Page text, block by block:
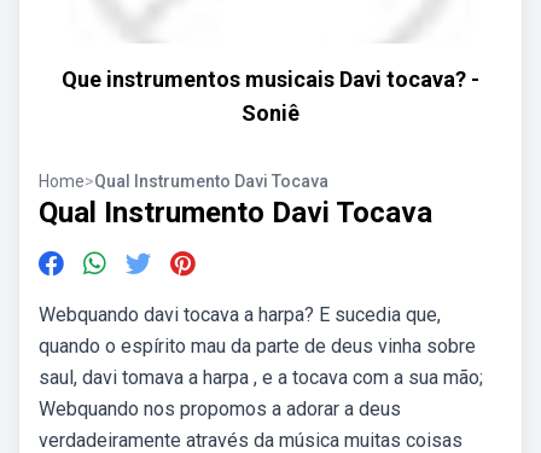
Que instrumentos musicais Davi tocava? -
Soniê
Home>Qual Instrumento Davi Tocava
Qual Instrumento Davi Tocava
Webquando davi tocava a harpa? E sucedia que,
quando o espírito mau da parte de deus vinha sobre
saul, davi tomava a harpa , e a tocava com a sua mão;
Webquando nos propomos a adorar a deus
verdadeiramente através da música muitas coisas